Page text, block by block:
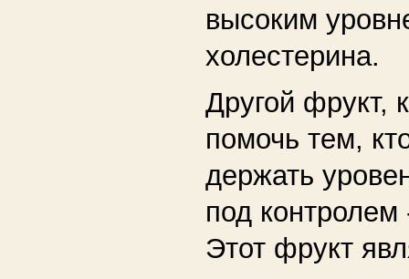
высоким
холестерина.
Другой фрукт,
помочь тем,
держать
под контролем
Этот фрукт